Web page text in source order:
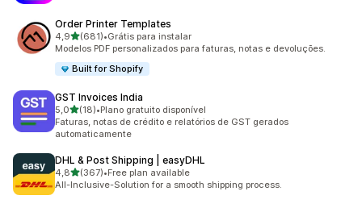
Order Printer Templates
4,9de 5 estrelas
(681)
681 avaliações ao todo
•Grátis para instalar
Modelos PDF personalizados para faturas, notas e devoluções.
Built for Shopify
GST Invoices India
5,0de 5 estrelas
(18)
18 avaliações ao todo
•Plano gratuito disponível
Faturas, notas de crédito e relatórios de GST gerados
automaticamente
DHL & Post Shipping | easyDHL
4,8de 5 estrelas
(367)
367 avaliações ao todo
•Free plan available
All-Inclusive-Solution for a smooth shipping process.